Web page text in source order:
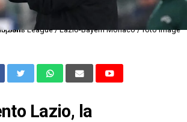
foto: Maurizio Sarri
Lazio, la